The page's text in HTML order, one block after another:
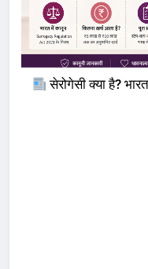
सेरोगेसी क्या है?